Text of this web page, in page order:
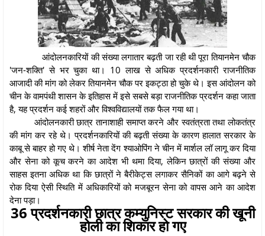
आंदोलनकारियों की संख्या लगातार बढ़ती जा रही थी पूरा तियानमेन चौक
'जन-शक्ति' से भर चुका था। 10 लाख से अधिक प्रदर्शनकारी राजनीतिक
आजादी की मांग को लेकर तियानमेन चौक पर इकट्ठा हो चुके थे। इस आंदोलन को
चीन के वामपंथी शासन के इतिहास में इसे सबसे बड़ा राजनीतिक प्रदर्शन कहा जाता
है, यह प्रदर्शन कई शहरों और विश्वविद्यालयों तक फैल गया था।
आंदोलनकारी छात्र तानाशाही समाप्त करने और स्वतंत्रता तथा लोकतंत्र
की मांग कर रहे थे। प्रदर्शनकारियों की बढ़ती संख्या के कारण हालात सरकार के
काबू से बाहर हो गए थे। शीर्ष नेता देंग श्याओपिंग ने चीन में मार्शल लॉ लागू कर दिया
और सेना को कूच करने का आदेश भी थमा दिया, लेकिन छात्रों की संख्या और
साहस इतना अधिक था कि छात्रों ने बैरीकेट्स लगाकर सैनिकों का आगे बढ़ने से
रोक दिया ऐसी स्थिति में अधिकारियों को मजबूरन सेना को वापस आने का आदेश
देना पड़ा।
36 प्रदर्शनकारी छात्र कम्युनिस्ट सरकार की खूनी
होली का शिकार हो गए